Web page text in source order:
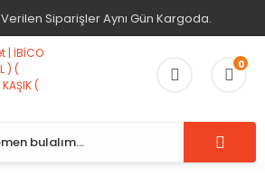
Verilen Siparişler Aynı Gün Kargoda.
0